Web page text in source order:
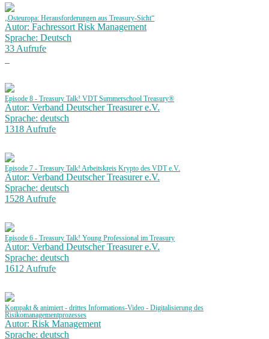
„Osteuropa: Herausforderungen aus Treasury-Sicht“
Autor: Fachressort Risk Management
Sprache: Deutsch
33 Aufrufe
Episode 8 - Treasury Talk! VDT Summerschool Treasury®
Autor: Verband Deutscher Treasurer e.V.
Sprache: deutsch
1318 Aufrufe
Episode 7 - Treasury Talk! Arbeitskreis Krypto des VDT e.V.
Autor: Verband Deutscher Treasurer e.V.
Sprache: deutsch
1528 Aufrufe
Episode 6 - Treasury Talk! Young Professional im Treasury
Autor: Verband Deutscher Treasurer e.V.
Sprache: deutsch
1612 Aufrufe
Kompakt & animiert - drittes Informations-Video - Digitalisierung des
Risikomanagementprozesses
Autor: Risk Management
Sprache: deutsch